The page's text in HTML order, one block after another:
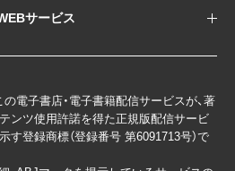
サービス
の電子書店・電子書籍配信サービスが、著
ンツ使用許諾を得た正規版配信サービ
す登録商標（登録番号 第6091713号）で